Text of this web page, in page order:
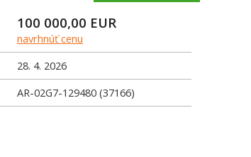
100 000,00 EUR
navrhnúť cenu
28. 4. 2026
AR-02G7-129480 (37166)